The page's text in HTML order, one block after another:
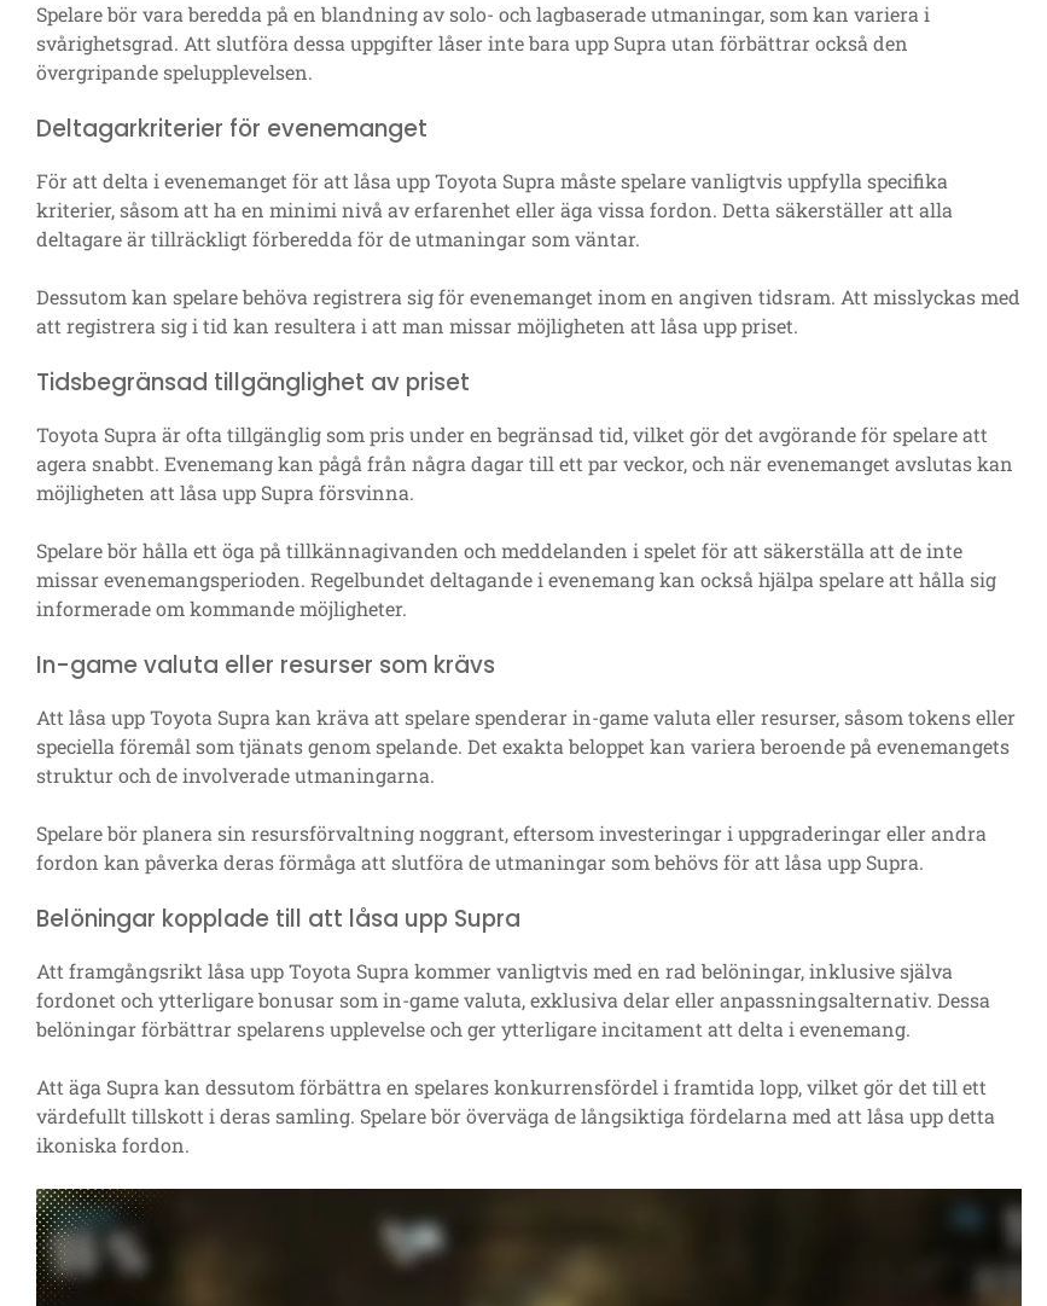
Spelare bör vara beredda på en blandning av solo- och lagbaserade utmaningar, som kan variera i
svårighetsgrad. Att slutföra dessa uppgifter låser inte bara upp Supra utan förbättrar också den
övergripande spelupplevelsen.
Deltagarkriterier för evenemanget
För att delta i evenemanget för att låsa upp Toyota Supra måste spelare vanligtvis uppfylla specifika
kriterier, såsom att ha en minimi nivå av erfarenhet eller äga vissa fordon. Detta säkerställer att alla
deltagare är tillräckligt förberedda för de utmaningar som väntar.
Dessutom kan spelare behöva registrera sig för evenemanget inom en angiven tidsram. Att misslyckas med
att registrera sig i tid kan resultera i att man missar möjligheten att låsa upp priset.
Tidsbegränsad tillgänglighet av priset
Toyota Supra är ofta tillgänglig som pris under en begränsad tid, vilket gör det avgörande för spelare att
agera snabbt. Evenemang kan pågå från några dagar till ett par veckor, och när evenemanget avslutas kan
möjligheten att låsa upp Supra försvinna.
Spelare bör hålla ett öga på tillkännagivanden och meddelanden i spelet för att säkerställa att de inte
missar evenemangsperioden. Regelbundet deltagande i evenemang kan också hjälpa spelare att hålla sig
informerade om kommande möjligheter.
In-game valuta eller resurser som krävs
Att låsa upp Toyota Supra kan kräva att spelare spenderar in-game valuta eller resurser, såsom tokens eller
speciella föremål som tjänats genom spelande. Det exakta beloppet kan variera beroende på evenemangets
struktur och de involverade utmaningarna.
Spelare bör planera sin resursförvaltning noggrant, eftersom investeringar i uppgraderingar eller andra
fordon kan påverka deras förmåga att slutföra de utmaningar som behövs för att låsa upp Supra.
Belöningar kopplade till att låsa upp Supra
Att framgångsrikt låsa upp Toyota Supra kommer vanligtvis med en rad belöningar, inklusive själva
fordonet och ytterligare bonusar som in-game valuta, exklusiva delar eller anpassningsalternativ. Dessa
belöningar förbättrar spelarens upplevelse och ger ytterligare incitament att delta i evenemang.
Att äga Supra kan dessutom förbättra en spelares konkurrensfördel i framtida lopp, vilket gör det till ett
värdefullt tillskott i deras samling. Spelare bör överväga de långsiktiga fördelarna med att låsa upp detta
ikoniska fordon.